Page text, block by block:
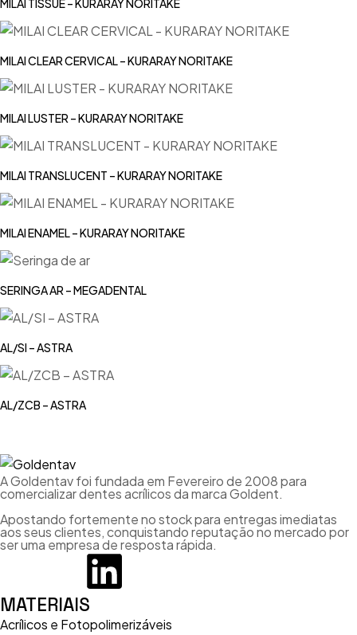
MILAI TISSUE – KURARAY NORITAKE
MILAI CLEAR CERVICAL – KURARAY NORITAKE
MILAI LUSTER – KURARAY NORITAKE
MILAI TRANSLUCENT – KURARAY NORITAKE
MILAI ENAMEL – KURARAY NORITAKE
SERINGA AR – MEGADENTAL
AL/SI – ASTRA
AL/ZCB – ASTRA
A Goldentav foi fundada em Fevereiro de 2008 para
comercializar dentes acrílicos da marca Goldent.
Apostando fortemente no stock para entregas imediatas
aos seus clientes, conquistando reputação no mercado por
ser uma empresa de resposta rápida.
MATERIAIS
Acrílicos e Fotopolimerizáveis